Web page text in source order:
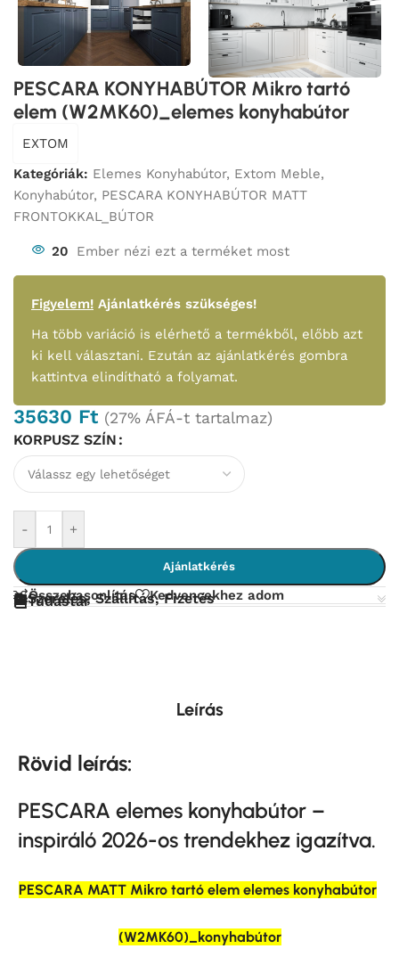
PESCARA KONYHABÚTOR Mikro tartó
elem (W2MK60)_elemes konyhabútor
EXTOM
Kategóriák: Elemes Konyhabútor, Extom Meble,
Konyhabútor, PESCARA KONYHABÚTOR MATT
FRONTOKKAL_BÚTOR
20 Ember nézi ezt a terméket most
Figyelem! Ajánlatkérés szükséges!
Ha több variáció is elérhető a termékből, előbb azt
ki kell választani. Ezután az ajánlatkérés gombra
kattintva elindítható a folyamat.
35630 Ft (27% ÁFÁ-t tartalmaz)
KORPUSZ SZÍN
- +
Ajánlatkérés
Összehasonlítás Kedvencekhez adom
Szerelés, Szállítás, Fizetés
Tudástár
Leírás
Rövid leírás:
PESCARA elemes konyhabútor –
inspiráló 2026-os trendekhez igazítva.
PESCARA MATT Mikro tartó elem elemes konyhabútor
(W2MK60)_konyhabútor